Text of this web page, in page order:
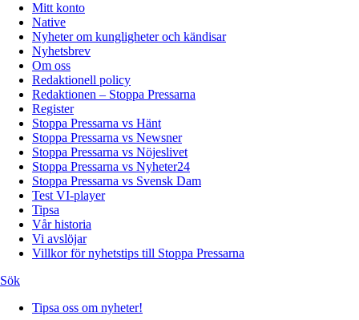
Mitt konto
Native
Nyheter om kungligheter och kändisar
Nyhetsbrev
Om oss
Redaktionell policy
Redaktionen – Stoppa Pressarna
Register
Stoppa Pressarna vs Hänt
Stoppa Pressarna vs Newsner
Stoppa Pressarna vs Nöjeslivet
Stoppa Pressarna vs Nyheter24
Stoppa Pressarna vs Svensk Dam
Test VI-player
Tipsa
Vår historia
Vi avslöjar
Villkor för nyhetstips till Stoppa Pressarna
Sök
Tipsa oss om nyheter!